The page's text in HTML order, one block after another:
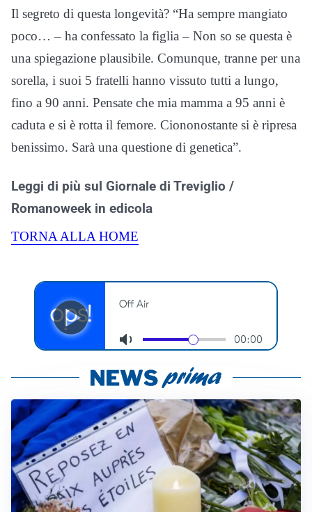
Il segreto di questa longevità? “Ha sempre mangiato
poco… – ha confessato la figlia – Non so se questa è
una spiegazione plausibile. Comunque, tranne per una
sorella, i suoi 5 fratelli hanno vissuto tutti a lungo,
fino a 90 anni. Pensate che mia mamma a 95 anni è
caduta e si è rotta il femore. Ciononostante si è ripresa
benissimo. Sarà una questione di genetica”.
Leggi di più sul Giornale di Treviglio /
Romanoweek in edicola
TORNA ALLA HOME